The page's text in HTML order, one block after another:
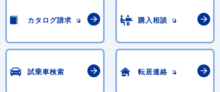
カタログ請求 購入相談
試乗車検索 転居連絡